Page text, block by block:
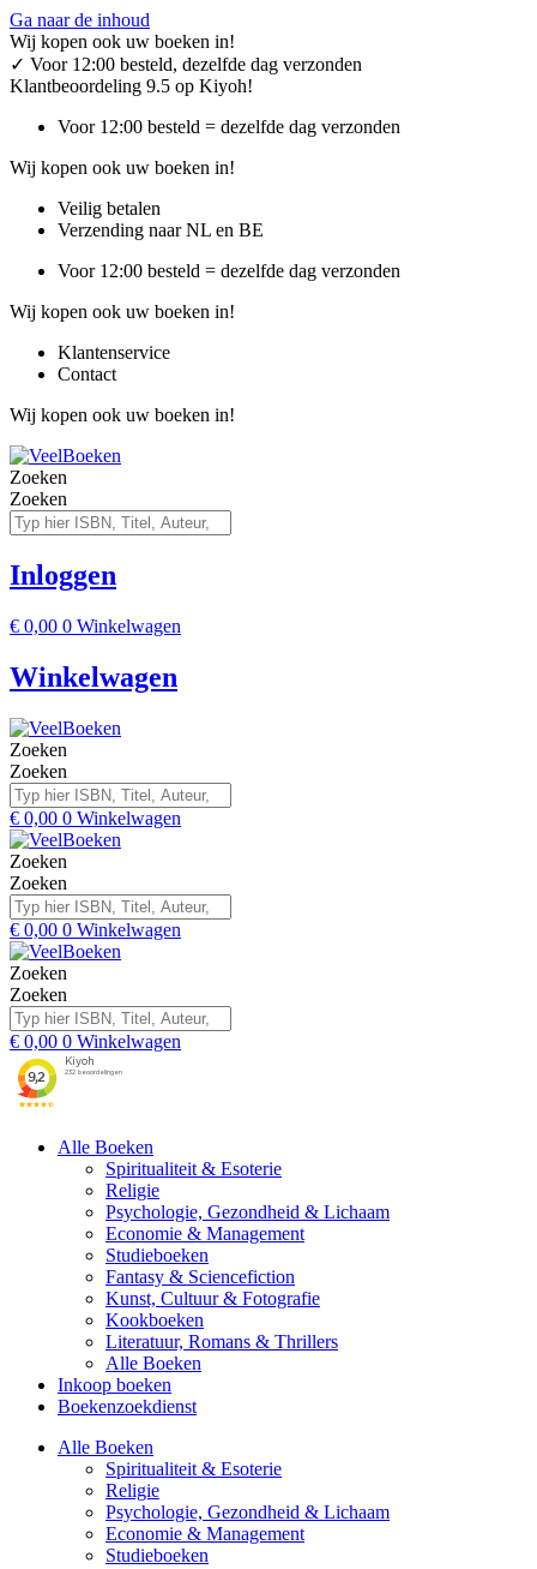
Ga naar de inhoud
Wij kopen ook uw boeken in!
✓ Voor 12:00 besteld, dezelfde dag verzonden
Klantbeoordeling 9.5 op Kiyoh!
Voor 12:00 besteld = dezelfde dag verzonden
Wij kopen ook uw boeken in!
Veilig betalen
Verzending naar NL en BE
Voor 12:00 besteld = dezelfde dag verzonden
Wij kopen ook uw boeken in!
Klantenservice
Contact
Wij kopen ook uw boeken in!
Zoeken
Zoeken
Inloggen
€ 0,00 0 Winkelwagen
Winkelwagen
Zoeken
Zoeken
€ 0,00 0 Winkelwagen
Zoeken
Zoeken
€ 0,00 0 Winkelwagen
Zoeken
Zoeken
€ 0,00 0 Winkelwagen
Alle Boeken
Spiritualiteit & Esoterie
Religie
Psychologie, Gezondheid & Lichaam
Economie & Management
Studieboeken
Fantasy & Sciencefiction
Kunst, Cultuur & Fotografie
Kookboeken
Literatuur, Romans & Thrillers
Alle Boeken
Inkoop boeken
Boekenzoekdienst
Alle Boeken
Spiritualiteit & Esoterie
Religie
Psychologie, Gezondheid & Lichaam
Economie & Management
Studieboeken